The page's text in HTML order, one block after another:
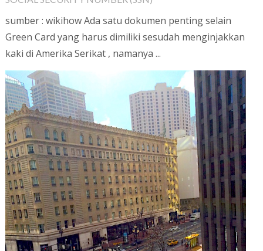
sumber : wikihow Ada satu dokumen penting selain
Green Card yang harus dimiliki sesudah menginjakkan
kaki di Amerika Serikat , namanya ...